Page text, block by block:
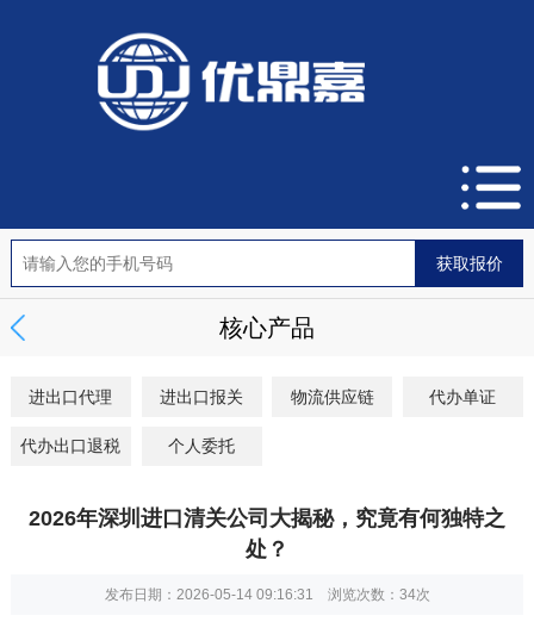
核心产品
进出口代理 进出口报关 物流供应链 代办单证
代办出口退税 个人委托
2026年深圳进口清关公司大揭秘，究竟有何独特之
处？
发布日期：2026-05-14 09:16:31 浏览次数： 34次